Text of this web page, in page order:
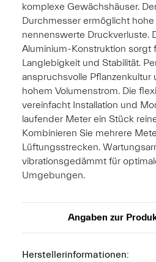
komplexe Gewächshäuser.
Durchmesser ermöglicht
nennenswerte Druckverluste.
Aluminium-Konstruktion sorgt
Langlebigkeit und Stabilität.
anspruchsvolle Pflanzenkultur
hohem Volumenstrom. Die
vereinfacht Installation und
laufender Meter ein Stück
Kombinieren Sie mehrere
Lüftungsstrecken.
vibrationsgedämmt für
Umgebungen.
Angaben zur
Herstellerinformationen: